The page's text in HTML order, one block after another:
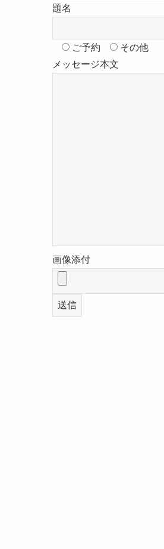
題名
ご予約
その他
メッセージ本文
画像添付